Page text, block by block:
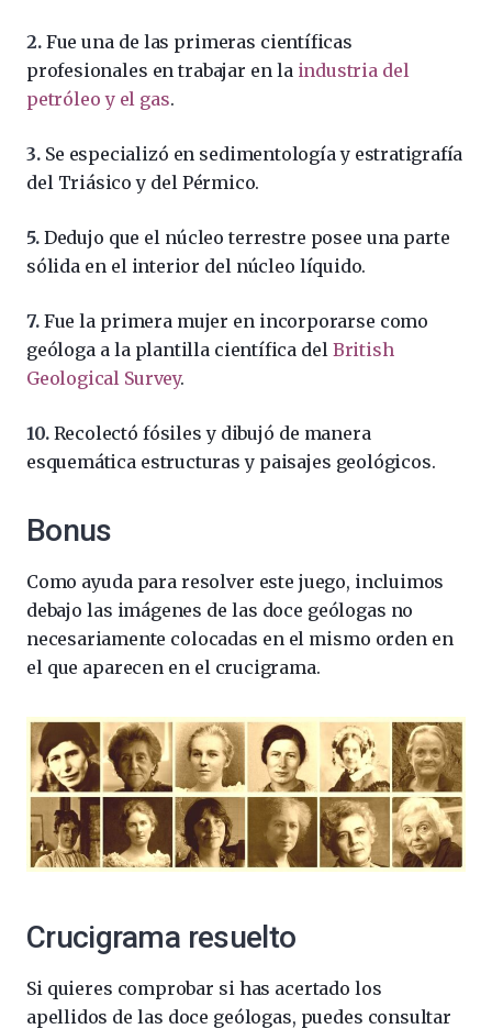
2. Fue una de las primeras científicas
profesionales en trabajar en la industria del
petróleo y el gas.
3. Se especializó en sedimentología y estratigrafía
del Triásico y del Pérmico.
5. Dedujo que el núcleo terrestre posee una parte
sólida en el interior del núcleo líquido.
7. Fue la primera mujer en incorporarse como
geóloga a la plantilla científica del British
Geological Survey.
10. Recolectó fósiles y dibujó de manera
esquemática estructuras y paisajes geológicos.
Bonus
Como ayuda para resolver este juego, incluimos
debajo las imágenes de las doce geólogas no
necesariamente colocadas en el mismo orden en
el que aparecen en el crucigrama.
Crucigrama resuelto
Si quieres comprobar si has acertado los
apellidos de las doce geólogas, puedes consultar